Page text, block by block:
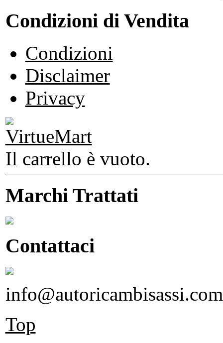
Condizioni di Vendita
Condizioni
Disclaimer
Privacy
Il carrello è vuoto.
Marchi Trattati
Contattaci
info@autoricambisassi.com
Top